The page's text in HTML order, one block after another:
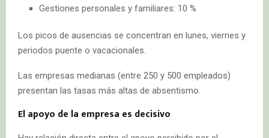
Gestiones personales y familiares: 10 %
Los picos de ausencias se concentran en lunes, viernes y
periodos puente o vacacionales.
Las empresas medianas (entre 250 y 500 empleados)
presentan las tasas más altas de absentismo.
El apoyo de la empresa es decisivo